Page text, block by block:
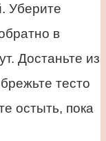
Уберите
в
Достаньте из
тесто
остыть, пока